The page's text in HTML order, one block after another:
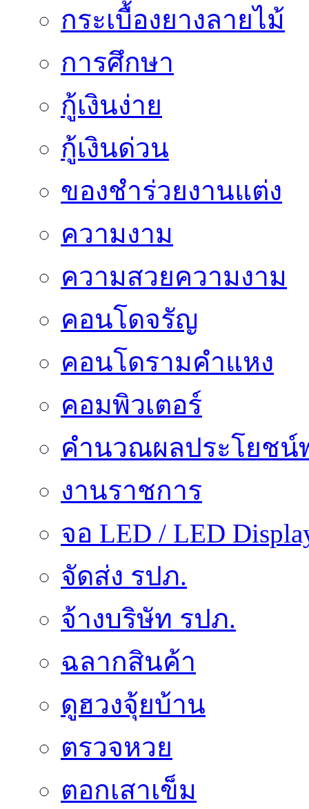
กระเบื้องยางลายไม้
การศึกษา
กู้เงินง่าย
กู้เงินด่วน
ของชำร่วยงานแต่ง
ความงาม
ความสวยความงาม
คอนโดจรัญ
คอนโดรามคำแหง
คอมพิวเตอร์
คำนวณผลประโยชน์
งานราชการ
จอ LED / LED
จัดส่ง รปภ.
จ้างบริษัท รปภ.
ฉลากสินค้า
ดูฮวงจุ้ยบ้าน
ตรวจหวย
ตอกเสาเข็ม